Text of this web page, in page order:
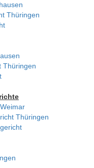
Thüringen
Thüringen
Thüringen